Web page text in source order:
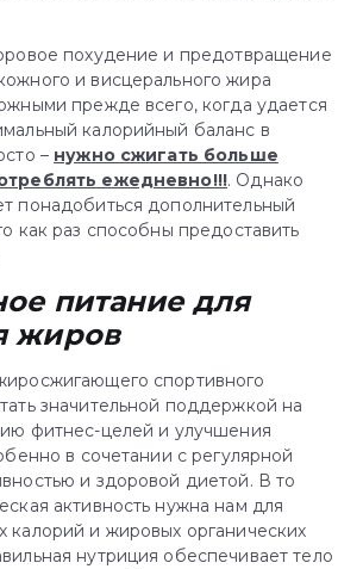
похудение и предотвращение
и висцерального жира
прежде всего, когда удается
калорийный баланс в
– нужно сжигать больше
ежедневно!!!. Однако
понадобиться дополнительный
как раз способны предоставить
питание для
жиров
спортивного
значительной поддержкой на
фитнес-целей и улучшения
в сочетании с регулярной
и здоровой диетой. В то
активность нужна нам для
калорий и жировых органических
нутриция обеспечивает тело